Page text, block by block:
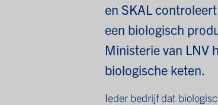
en SKAL
een biologisch
Ministerie van LNV
biologische keten.
Ieder bedrijf dat